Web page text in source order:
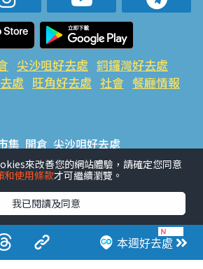
本週好去處
尖沙咀好去處 銅鑼灣好去處
處 旺角好去處 社會 餐廳情報
集 開倉 尖沙咀好去處
處 荃灣好去處 旺角好去處 社會
活動推介 #美食社群熱話
應用程式
#限時搶
商戶中心 #著數
來改善您的網站體驗，請確定您同意
和使用條款才可繼續瀏覽。
我已閱讀及同意